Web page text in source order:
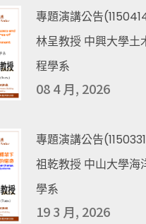
專題演講公告
林呈教授 中興大學土
程學系
08 4 月, 2026
專題演講公告
祖乾教授 中山大學海
學系
19 3 月, 2026